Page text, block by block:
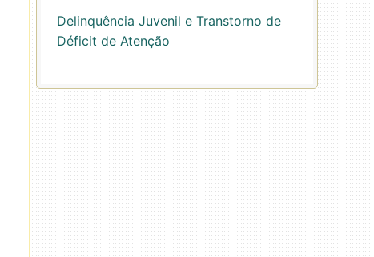
Delinquência Juvenil e Transtorno de
Déficit de Atenção